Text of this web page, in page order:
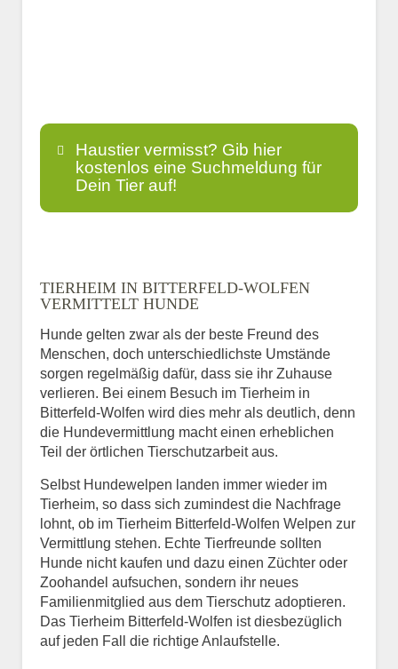
Haustier vermisst? Gib hier
kostenlos eine Suchmeldung für
Dein Tier auf!
E-Mail*
Informationen über das
Tier.
Art des Tiers*
TIERHEIM IN BITTERFELD-WOLFEN
VERMITTELT HUNDE
Hunde gelten zwar als der beste Freund des
Menschen, doch unterschiedlichste Umstände
sorgen regelmäßig dafür, dass sie ihr Zuhause
verlieren. Bei einem Besuch im Tierheim in
Bitterfeld-Wolfen wird dies mehr als deutlich, denn
die Hundevermittlung macht einen erheblichen
Teil der örtlichen Tierschutzarbeit aus.
Selbst Hundewelpen landen immer wieder im
Tierheim, so dass sich zumindest die Nachfrage
lohnt, ob im Tierheim Bitterfeld-Wolfen Welpen zur
Vermittlung stehen. Echte Tierfreunde sollten
Hunde nicht kaufen und dazu einen Züchter oder
Zoohandel aufsuchen, sondern ihr neues
Familienmitglied aus dem Tierschutz adoptieren.
Das Tierheim Bitterfeld-Wolfen ist diesbezüglich
auf jeden Fall die richtige Anlaufstelle.